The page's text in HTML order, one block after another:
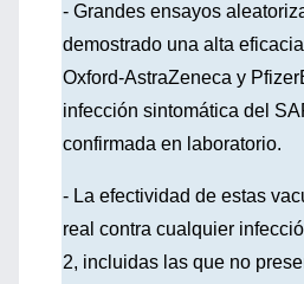
- Grandes ensayos
demostrado una alta
Oxford-AstraZeneca y
infección sintomática del
confirmada en laboratorio.
- La efectividad de estas
real contra cualquier
2, incluidas las que no